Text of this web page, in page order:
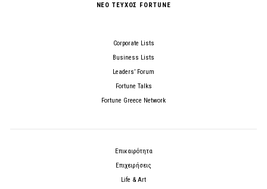
ΝΕΟ ΤΕΥΧΟΣ FORTUNE
Corporate Lists
Business Lists
Leaders’ Forum
Fortune Talks
Fortune Greece Network
Επικαιρότητα
Επιχειρήσεις
Life & Art